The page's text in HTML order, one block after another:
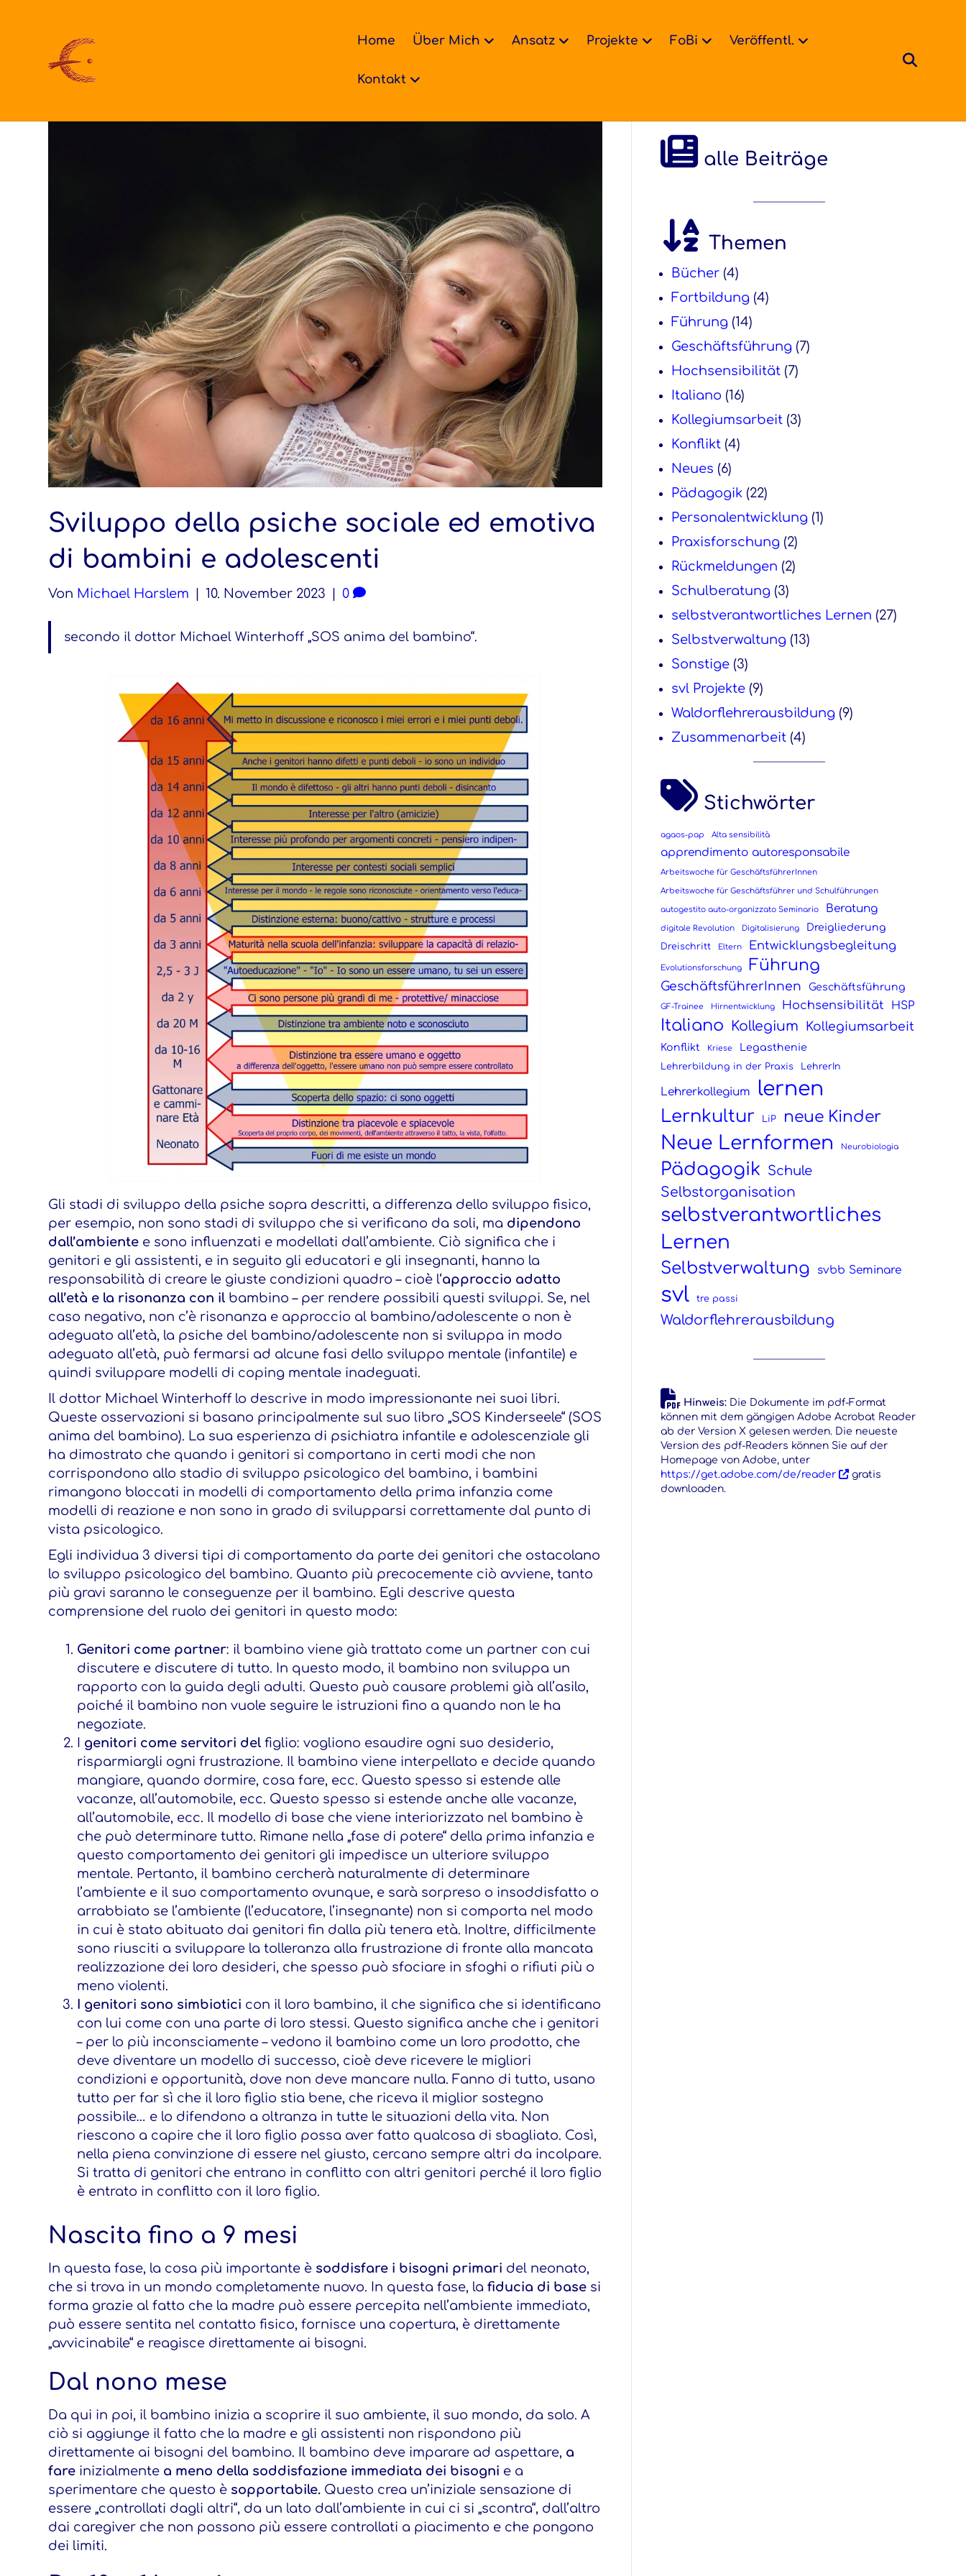
Home Über Mich Ansatz Projekte FoBi Veröffentl.
Kontakt
Sviluppo della psiche sociale ed emotiva
di bambini e adolescenti
Von Michael Harslem 10. November 2023 0
secondo il dottor Michael Winterhoff „SOS anima del bambino“.
Gli stadi di sviluppo della psiche sopra descritti, a differenza dello sviluppo fisico,
per esempio, non sono stadi di sviluppo che si verificano da soli, ma dipendono
dall’ambiente e sono influenzati e modellati dall’ambiente. Ciò significa che i
genitori e gli assistenti, e in seguito gli educatori e gli insegnanti, hanno la
responsabilità di creare le giuste condizioni quadro – cioè l‘approccio adatto
all’età e la risonanza con il bambino – per rendere possibili questi sviluppi. Se, nel
caso negativo, non c’è risonanza e approccio al bambino/adolescente o non è
adeguato all’età, la psiche del bambino/adolescente non si sviluppa in modo
adeguato all’età, può fermarsi ad alcune fasi dello sviluppo mentale (infantile) e
quindi sviluppare modelli di coping mentale inadeguati.
Il dottor Michael Winterhoff lo descrive in modo impressionante nei suoi libri.
Queste osservazioni si basano principalmente sul suo libro „SOS Kinderseele“ (SOS
anima del bambino). La sua esperienza di psichiatra infantile e adolescenziale gli
ha dimostrato che quando i genitori si comportano in certi modi che non
corrispondono allo stadio di sviluppo psicologico del bambino, i bambini
rimangono bloccati in modelli di comportamento della prima infanzia come
modelli di reazione e non sono in grado di svilupparsi correttamente dal punto di
vista psicologico.
Egli individua 3 diversi tipi di comportamento da parte dei genitori che ostacolano
lo sviluppo psicologico del bambino. Quanto più precocemente ciò avviene, tanto
più gravi saranno le conseguenze per il bambino. Egli descrive questa
comprensione del ruolo dei genitori in questo modo:
Genitori come partner: il bambino viene già trattato come un partner con cui
discutere e discutere di tutto. In questo modo, il bambino non sviluppa un
rapporto con la guida degli adulti. Questo può causare problemi già all’asilo,
poiché il bambino non vuole seguire le istruzioni fino a quando non le ha
negoziate.
genitori come servitori delfiglio: vogliono esaudire ogni suo desiderio,
risparmiargli ogni frustrazione. Il bambino viene interpellato e decide quando
mangiare, quando dormire, cosa fare, ecc. Questo spesso si estende alle
vacanze, all’automobile, ecc. Questo spesso si estende anche alle vacanze,
all’automobile, ecc. Il modello di base che viene interiorizzato nel bambino è
che può determinare tutto. Rimane nella „fase di potere“ della prima infanzia e
questo comportamento dei genitori gli impedisce un ulteriore sviluppo
mentale. Pertanto, il bambino cercherà naturalmente di determinare
l’ambiente e il suo comportamento ovunque, e sarà sorpreso o insoddisfatto o
arrabbiato se l’ambiente (l’educatore, l’insegnante) non si comporta nel modo
in cui è stato abituato dai genitori fin dalla più tenera età. Inoltre, difficilmente
sono riusciti a sviluppare la tolleranza alla frustrazione di fronte alla mancata
realizzazione dei loro desideri, che spesso può sfociare in sfoghi o rifiuti più o
meno violenti.
I genitori sono simbiotici con il loro bambino, il che significa che si identificano
con lui come con una parte di loro stessi. Questo significa anche che i genitori
– per lo più inconsciamente – vedono il bambino come un loro prodotto, che
deve diventare un modello di successo, cioè deve ricevere le migliori
condizioni e opportunità, dove non deve mancare nulla. Fanno di tutto, usano
tutto per far sì che il loro figlio stia bene, che riceva il miglior sostegno
possibile… e lo difendono a oltranza in tutte le situazioni della vita. Non
riescono a capire che il loro figlio possa aver fatto qualcosa di sbagliato. Così,
nella piena convinzione di essere nel giusto, cercano sempre altri da incolpare.
Si tratta di genitori che entrano in conflitto con altri genitori perché il loro figlio
è entrato in conflitto con il loro figlio.
Nascita fino a 9 mesi
In questa fase, la cosa più importante è soddisfare i bisogni primari del neonato,
che si trova in un mondo completamente nuovo. In questa fase, lafiducia di base si
forma grazie al fatto che la madre può essere percepita nell’ambiente immediato,
può essere sentita nel contatto fisico, fornisce una copertura, è direttamente
„avvicinabile“ e reagisce direttamente ai bisogni.
Dal nono mese
Da qui in poi, il bambino inizia a scoprire il suo ambiente, il suo mondo, da solo. A
ciò si aggiunge il fatto che la madre e gli assistenti non rispondono più
direttamente ai bisogni del bambino. Il bambino deve imparare ad aspettare, a
fare inizialmente a meno della soddisfazione immediata dei bisogni e a
sperimentare che questo è sopportabile. Questo crea un’iniziale sensazione di
essere „controllati dagli altri“, da un lato dall’ambiente in cui ci si „scontra“, dall’altro
dai caregiver che non possono più essere controllati a piacimento e che pongono
dei limiti.
alle Beiträge
Themen
Bücher(4)
Fortbildung(4)
Führung(14)
Geschäftsführung(7)
Hochsensibilität(7)
Italiano (16)
Kollegiumsarbeit(3)
Konflikt(4)
Neues (6)
Pädagogik(22)
Personalentwicklung(1)
Praxisforschung(2)
Rückmeldungen (2)
Schulberatung(3)
selbstverantwortliches Lernen (27)
Selbstverwaltung(13)
Sonstige(3)
svl Projekte(9)
Waldorflehrerausbildung(9)
Zusammenarbeit(4)
Stichwörter
agaos-pap Alta sensibilità
apprendimento autoresponsabile
Arbeitswoche für GeschäftsführerInnen
Arbeitswoche für Geschäftsführer und Schulführungen
autogestito auto-organizzato Seminario Beratung
digitale Revolution Digitalisierung Dreigliederung
Dreischritt Eltern Entwicklungsbegleitung
Evolutionsforschung Führung
GeschäftsführerInnen Geschäftsführung
GF-Trainee Hirnentwicklung Hochsensibilität HSP
Italiano Kollegium Kollegiumsarbeit
Konflikt Kriese Legasthenie
Lehrerbildung in der Praxis LehrerIn
Lehrerkollegium lernen
Lernkultur LiP neue Kinder
Neue Lernformen Neurobiologia
Pädagogik Schule
Selbstorganisation
selbstverantwortliches
Lernen
Selbstverwaltung svbb Seminare
svl tre passi
Waldorflehrerausbildung
Hinweis: Die Dokumente im pdf-Format
können mit dem gängigen Adobe Acrobat Reader
ab der Version X gelesen werden. Die neueste
Version des pdf-Readers können Sie auf der
Homepage von Adobe, unter
https://get.adobe.com/de/reader
gratis
downloaden.